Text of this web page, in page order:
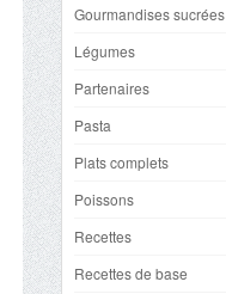
Gourmandises sucrées
Légumes
Partenaires
Pasta
Plats complets
Poissons
Recettes
Recettes de base